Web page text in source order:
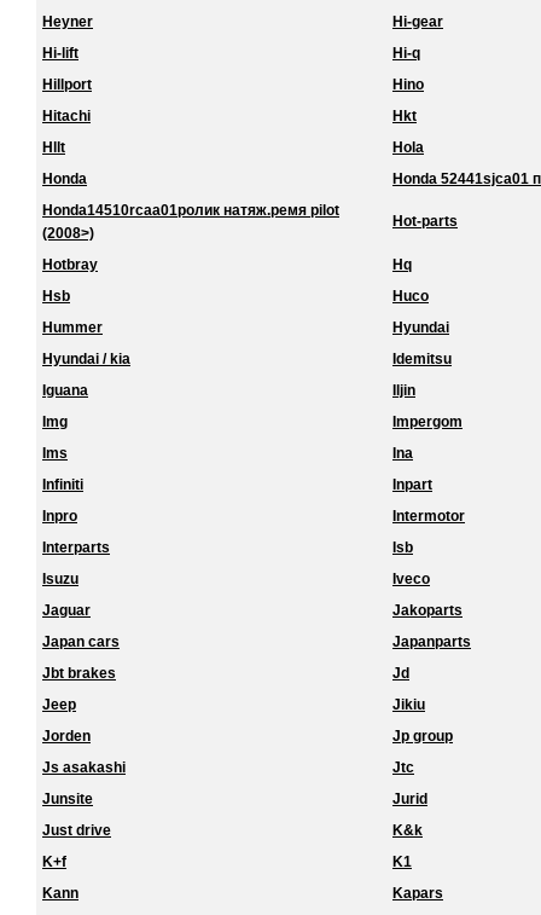
Heyner
Hi-gear
Hi-lift
Hi-q
Hillport
Hino
Hitachi
Hkt
Hllt
Hola
Honda
Honda 52441sjca01
Honda14510rcaa01ролик натяж.ремя pilot
(2008>)
Hot-parts
Hotbray
Hq
Hsb
Huco
Hummer
Hyundai
Hyundai / kia
Idemitsu
Iguana
Iljin
Img
Impergom
Ims
Ina
Infiniti
Inpart
Inpro
Intermotor
Interparts
Isb
Isuzu
Iveco
Jaguar
Jakoparts
Japan cars
Japanparts
Jbt brakes
Jd
Jeep
Jikiu
Jorden
Jp group
Js asakashi
Jtc
Junsite
Jurid
Just drive
K&k
K+f
K1
Kann
Kapars